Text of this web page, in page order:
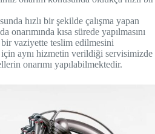
hızlı bir şekilde çalışma yapan
onarımında kısa sürede yapılmasını
bir vaziyette teslim edilmesini
için aynı hizmetin verildiği servisimizde
onarımı yapılabilmektedir.